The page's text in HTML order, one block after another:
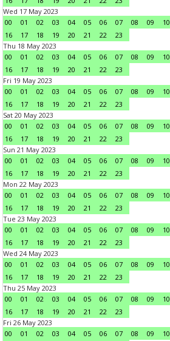
Wed 17 May 2023
00
01 02 03 04 05 06 07 08 09 10
16
17 18 19 20 21 22
23
Thu 18 May 2023
00
01 02 03 04 05 06 07 08 09 10
16
17 18 19 20 21 22
23
Fri 19 May 2023
00
01 02 03 04 05 06 07 08 09 10
16
17 18 19 20 21 22
23
Sat 20 May 2023
00
01 02 03 04 05 06 07 08 09 10
16
17 18 19 20 21 22
23
Sun 21 May 2023
00
01 02 03 04 05 06 07 08 09 10
16
17 18 19 20 21 22
23
Mon 22 May 2023
00
01 02 03 04 05 06 07 08 09 10
16
17 18 19 20 21 22
23
Tue 23 May 2023
00
01 02 03 04 05 06 07 08 09 10
16
17 18 19 20 21 22
23
Wed 24 May 2023
00
01 02 03 04 05 06 07 08 09 10
16
17 18 19 20 21 22
23
Thu 25 May 2023
00
01 02 03 04 05 06 07 08 09 10
16
17 18 19 20 21 22
23
Fri 26 May 2023
00
01 02 03 04 05 06 07 08 09 10